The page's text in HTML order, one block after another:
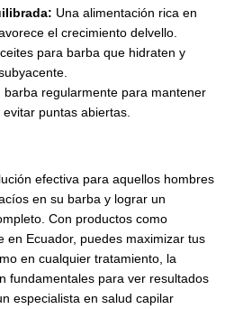
Una alimentación rica en
el crecimiento delvello.
para barba que hidraten y
barba regularmente para mantener
puntas abiertas.
efectiva para aquellos hombres
en su barba y lograr un
Con productos como
en Ecuador, puedes maximizar tus
en cualquier tratamiento, la
fundamentales para ver resultados
especialista en salud capilar